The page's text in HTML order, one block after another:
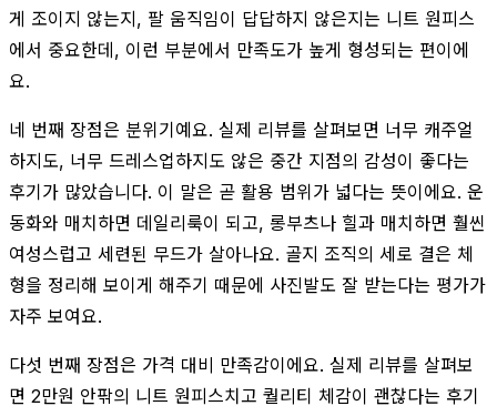
게 조이지 않는지, 팔 움직임이 답답하지 않은지는 니트 원피스
에서 중요한데, 이런 부분에서 만족도가 높게 형성되는 편이에
요.
네 번째 장점은 분위기예요. 실제 리뷰를 살펴보면 너무 캐주얼
하지도, 너무 드레스업하지도 않은 중간 지점의 감성이 좋다는
후기가 많았습니다. 이 말은 곧 활용 범위가 넓다는 뜻이에요. 운
동화와 매치하면 데일리룩이 되고, 롱부츠나 힐과 매치하면 훨씬
여성스럽고 세련된 무드가 살아나요. 골지 조직의 세로 결은 체
형을 정리해 보이게 해주기 때문에 사진발도 잘 받는다는 평가가
자주 보여요.
다섯 번째 장점은 가격 대비 만족감이에요. 실제 리뷰를 살펴보
면 2만원 안팎의 니트 원피스치고 퀄리티 체감이 괜찮다는 후기